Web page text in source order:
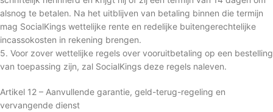
alsnog te betalen. Na het uitblijven van betaling binnen die termijn
mag SocialKings wettelijke rente en redelijke buitengerechtelijke
incassokosten in rekening brengen.
5. Voor zover wettelijke regels over vooruitbetaling op een bestelling
van toepassing zijn, zal SocialKings deze regels naleven.
Artikel 12 – Aanvullende garantie, geld-terug-regeling en
vervangende dienst